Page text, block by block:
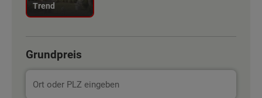
Trend
Grundpreis